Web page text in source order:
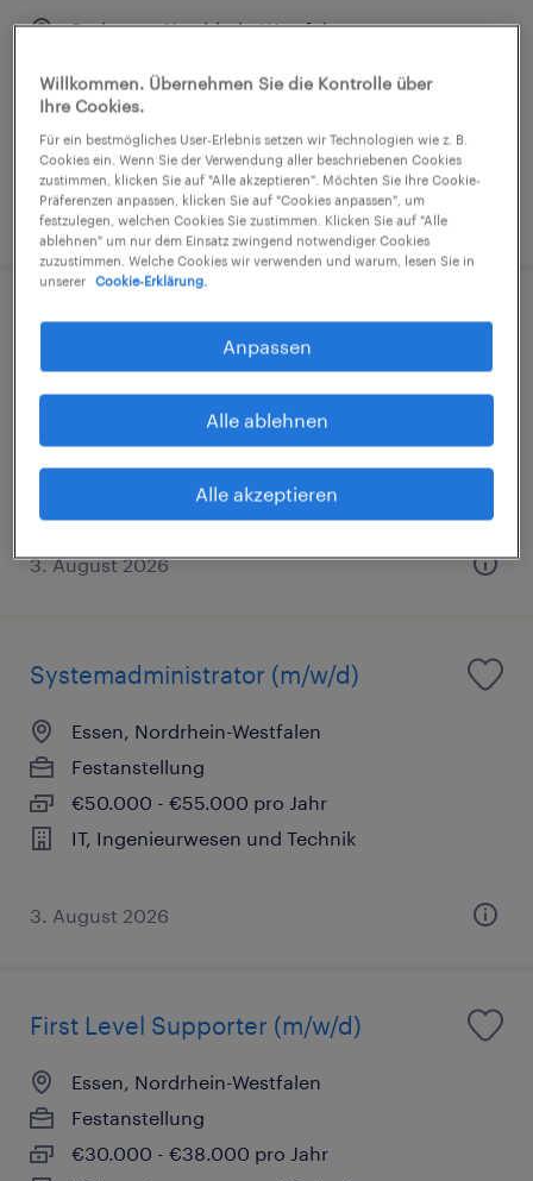
Ratingen, Nordrhein-Westfalen
€22,00 - €25,00 pro Stunde
IT, Ingenieurwesen und Technik
28. Juli 2026
Bautechniker (m/w/d)
Mülheim an der Ruhr, Nordrhein-Westfalen
€50.000 - €71.000 pro Jahr
IT, Ingenieurwesen und Technik
3. August 2026
Systemadministrator (m/w/d)
Essen, Nordrhein-Westfalen
Festanstellung
€50.000 - €55.000 pro Jahr
IT, Ingenieurwesen und Technik
3. August 2026
First Level Supporter (m/w/d)
Essen, Nordrhein-Westfalen
Festanstellung
€30.000 - €38.000 pro Jahr
Willkommen. Übernehmen Sie die Kontrolle über
Ihre Cookies.
Für ein bestmögliches User-Erlebnis setzen wir Technologien wie z. B.
Cookies ein. Wenn Sie der Verwendung aller beschriebenen Cookies
zustimmen, klicken Sie auf "Alle akzeptieren". Möchten Sie Ihre Cookie-
Präferenzen anpassen, klicken Sie auf "Cookies anpassen", um
festzulegen, welchen Cookies Sie zustimmen. Klicken Sie auf "Alle
ablehnen" um nur dem Einsatz zwingend notwendiger Cookies
zuzustimmen. Welche Cookies wir verwenden und warum, lesen Sie in
unserer
Cookie-Erklärung.
Anpassen
Alle ablehnen
Alle akzeptieren